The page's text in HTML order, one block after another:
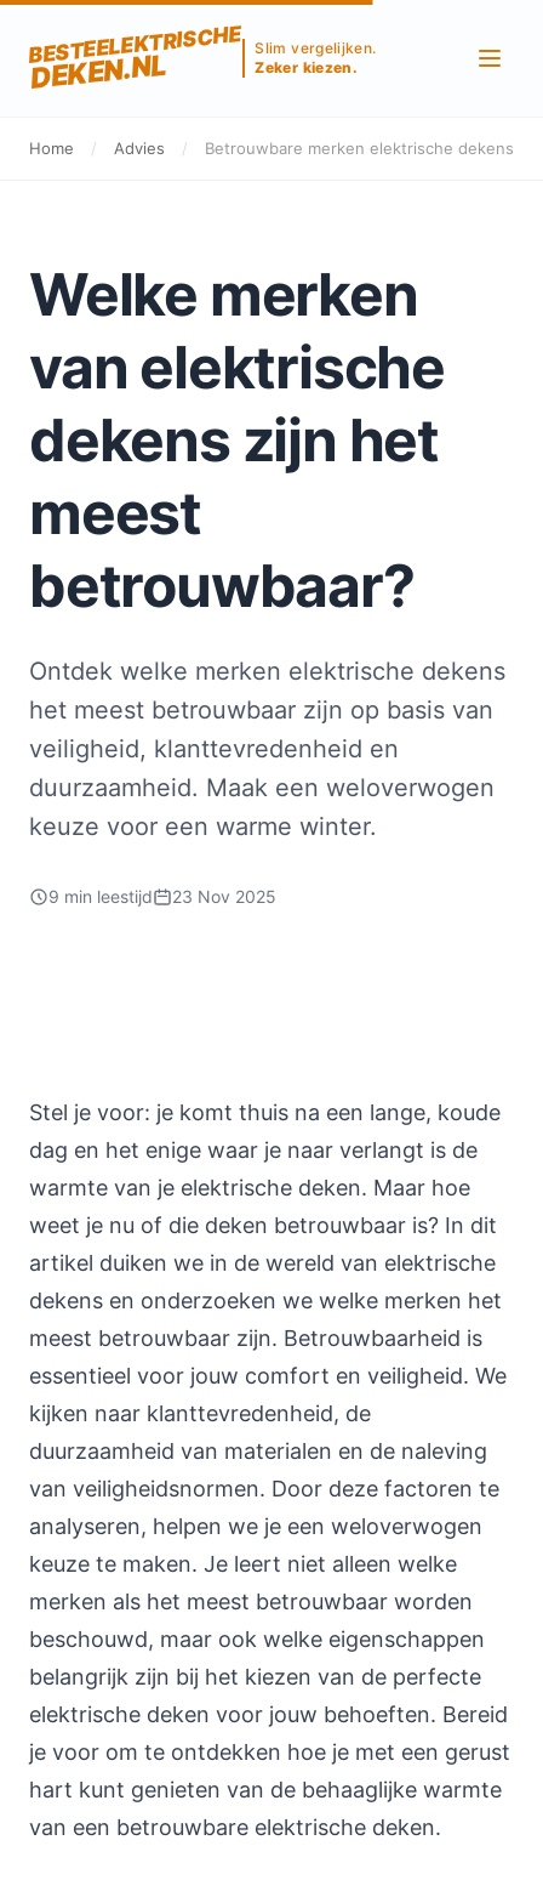
BESTEELEKTRISCHE
DEKEN.NL
Slim vergelijken.
Zeker kiezen.
Home / Advies / Betrouwbare merken elektrische dekens
Welke merken
van elektrische
dekens zijn het
meest
betrouwbaar?
Ontdek welke merken elektrische dekens
het meest betrouwbaar zijn op basis van
veiligheid, klanttevredenheid en
duurzaamheid. Maak een weloverwogen
keuze voor een warme winter.
9 min leestijd 23 Nov 2025
Stel je voor: je komt thuis na een lange, koude
dag en het enige waar je naar verlangt is de
warmte van je elektrische deken. Maar hoe
weet je nu of die deken betrouwbaar is? In dit
artikel duiken we in de wereld van elektrische
dekens en onderzoeken we welke merken het
meest betrouwbaar zijn. Betrouwbaarheid is
essentieel voor jouw comfort en veiligheid. We
kijken naar klanttevredenheid, de
duurzaamheid van materialen en de naleving
van veiligheidsnormen. Door deze factoren te
analyseren, helpen we je een weloverwogen
keuze te maken. Je leert niet alleen welke
merken als het meest betrouwbaar worden
beschouwd, maar ook welke eigenschappen
belangrijk zijn bij het kiezen van de perfecte
elektrische deken voor jouw behoeften. Bereid
je voor om te ontdekken hoe je met een gerust
hart kunt genieten van de behaaglijke warmte
van een betrouwbare elektrische deken.